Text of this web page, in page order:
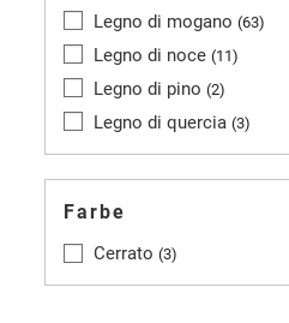
Legno di mogano 63
Legno di noce 11
Legno di pino 2
Legno di quercia 3
Farbe
Cerrato 3